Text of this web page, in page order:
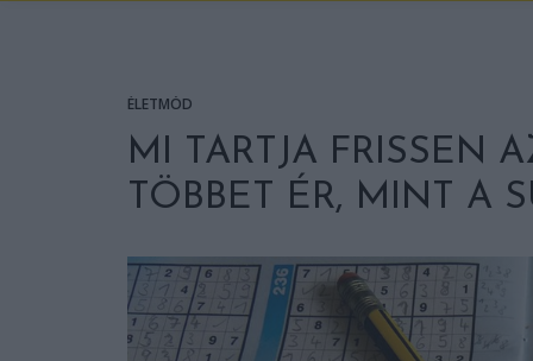
ÉLETMÓD
MI TARTJA FRISSEN
TÖBBET ÉR, MINT A